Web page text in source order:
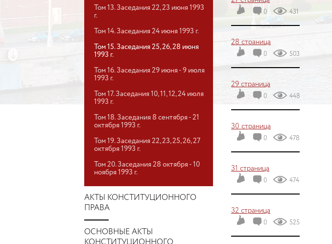
Том 13. Заседания 22, 23 июня 1993
г.
Том 14. Заседания 24 июня 1993 г.
Том 15. Заседания 25, 26, 28 июня
1993 г.
Том 16. Заседания 29 июня - 9 июля
1993 г.
Том 17. Заседания 10, 11, 12, 24 июля
1993 г.
Том 18. Заседания 8 сентября - 21
октября 1993 г.
Том 19. Заседания 22, 23, 25, 26, 27
октября 1993 г.
Том 20. Заседания 28 октября - 10
ноября 1993 г.
АКТЫ КОНСТИТУЦИОННОГО
ПРАВА
ОСНОВНЫЕ АКТЫ
0 431
28 страница
0 503
29 страница
0 448
30 страница
0 478
31 страница
0 474
32 страница
0 525